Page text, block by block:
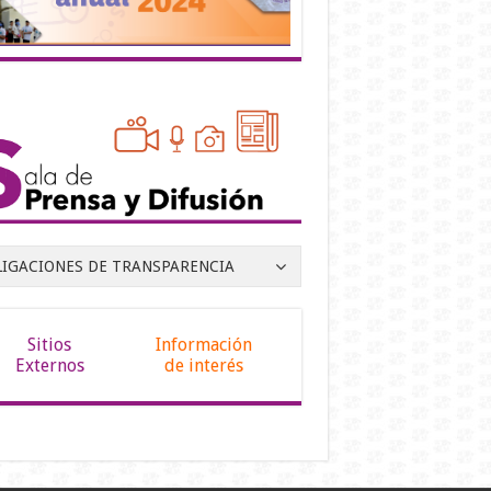
DE TRANSPARENCIA
Sitios
Externos
Información
de interés